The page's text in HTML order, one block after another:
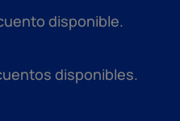
disponible.
disponibles.